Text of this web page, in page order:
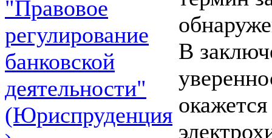
"Правовое
регулирование
банковской
деятельности"
(Юриспруденция
В